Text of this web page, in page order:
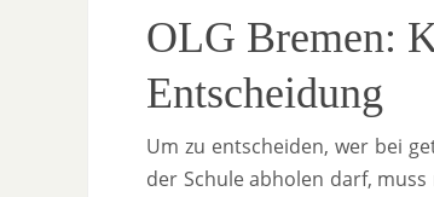
OLG Bremen:
Entscheidung
Um zu entscheiden, wer bei
der Schule abholen darf,